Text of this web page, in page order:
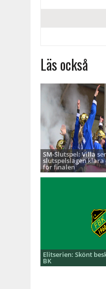
Läs också
SM-Slutspel: Villa
slutspelslagen klara
för finalen
Elitserien: Skönt
BK